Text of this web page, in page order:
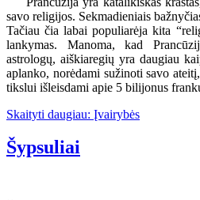
savo religijos. Sekmadieniais
Tačiau čia labai populiarėja kita
lankymas. Manoma, kad
astrologų, aiškiaregių yra daugiau
aplanko, norėdami sužinoti savo
tikslui išleisdami apie 5 bilijonus
Skaityti daugiau: Įvairybės
Šypsuliai